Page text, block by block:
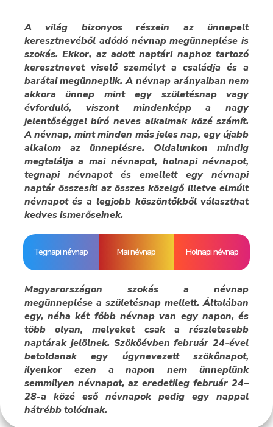
A világ bizonyos részein az ünnepelt
keresztnevéből adódó névnap megünneplése is
szokás. Ekkor, az adott naptári naphoz tartozó
keresztnevet viselő személyt a családja és a
barátai megünneplik. A névnap arányaiban nem
akkora ünnep mint egy születésnap vagy
évforduló, viszont mindenképp a nagy
jelentőséggel bíró neves alkalmak közé számít.
A névnap, mint minden más jeles nap, egy újabb
alkalom az ünneplésre. Oldalunkon mindig
megtalálja a mai névnapot, holnapi névnapot,
tegnapi névnapot és emellett egy névnapi
naptár összesíti az összes közelgő illetve elmúlt
névnapot és a legjobb köszöntőkből választhat
kedves ismerőseinek.
Tegnapi névnap Mai névnap Holnapi névnap
Magyarországon szokás a névnap
megünneplése a születésnap mellett. Általában
egy, néha két főbb névnap van egy napon, és
több olyan, melyeket csak a részletesebb
naptárak jelölnek. Szökőévben február 24-ével
betoldanak egy úgynevezett szökőnapot,
ilyenkor ezen a napon nem ünneplünk
semmilyen névnapot, az eredetileg február 24–
28-a közé eső névnapok pedig egy nappal
hátrébb tolódnak.